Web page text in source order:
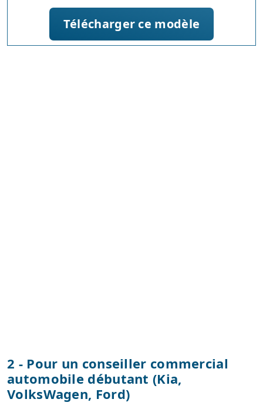
Télécharger ce modèle
2 - Pour un conseiller commercial
automobile débutant (Kia,
VolksWagen, Ford)